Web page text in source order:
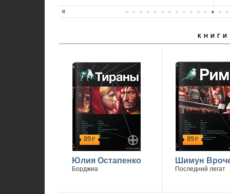
КНИГИ
89р
Юлия Остапенко
Борджиа
89р
Шимун
Последний легат